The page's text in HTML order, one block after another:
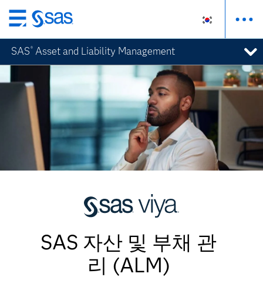
메
인
컨
텐
츠
로
바
SAS ® Asset and Liability Management
SAS 자산 및 부채 관
리 (ALM)